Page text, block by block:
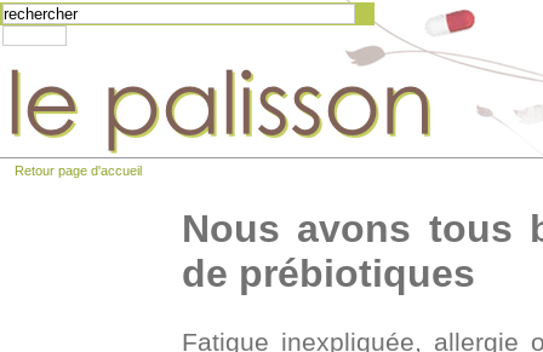
Retour page d'accueil
Nous avons tous
de prébiotiques
Fatigue inexpliquée, allergie